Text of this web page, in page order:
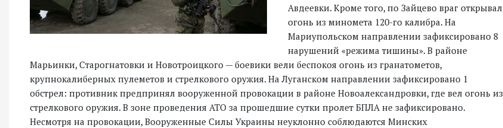
Авдеевки. Кроме того, по Зайцево враг открывал
огонь из миномета 120-го калибра. На
Мариупольском направлении зафиксировано 8
нарушений «режима тишины». В районе
Марьинки, Старогнатовки и Новотроицкого — боевики вели беспокоя огонь из гранатометов,
крупнокалиберных пулеметов и стрелкового оружия. На Луганском направлении зафиксировано 1
обстрел: противник предпринял вооруженной провокации в районе Новоалександровки, где вел огонь из
стрелкового оружия. В зоне проведения АТО за прошедшие сутки пролет БПЛА не зафиксировано.
Несмотря на провокации, Вооруженные Силы Украины неуклонно соблюдаются Минских